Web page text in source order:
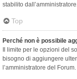
stabilito
Top
Perché non è possibile
Il limite per le opzioni del
bisogno di aggiungere
l’amministratore del Forum.